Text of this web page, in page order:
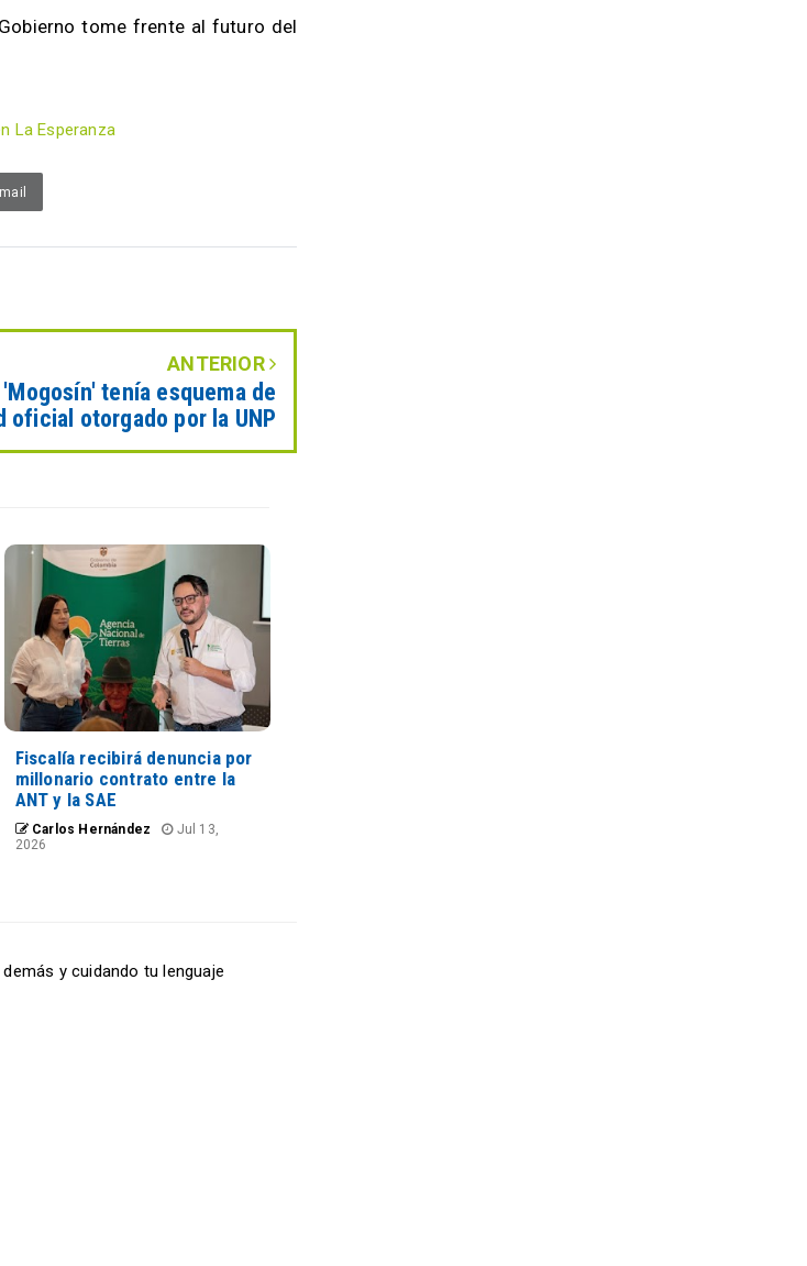
tome frente al futuro del
La Esperanza
ANTERIOR
tenía esquema de
oficial otorgado por la UNP
Fiscalía recibirá denuncia por
millonario contrato entre la
ANT y la SAE
Carlos Hernández
Jul 13,
2026
y cuidando tu lenguaje